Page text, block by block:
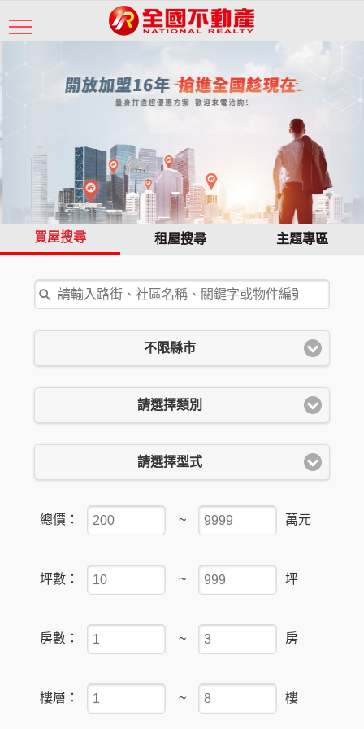
買屋搜尋 租屋搜尋 主題專區
不限縣市
請選擇類別
請選擇型式
總價： ~ 萬元
坪數： ~ 坪
房數： ~ 房
樓層： ~ 樓